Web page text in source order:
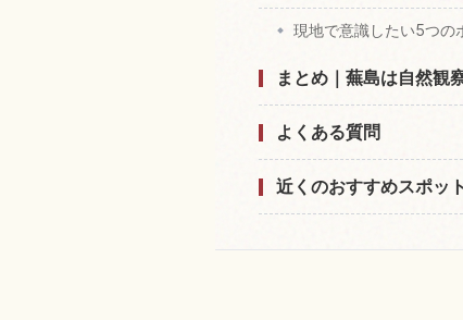
現地で意識したい5つの
まとめ｜蕪島は自然観
よくある質問
近くのおすすめスポット